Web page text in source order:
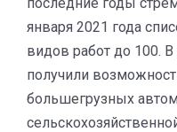
января 2021 года
видов работ до 100.
получили
большегрузных